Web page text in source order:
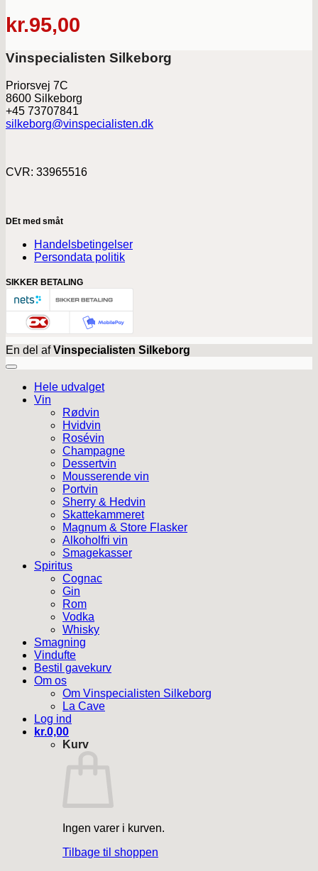
kr.95,00
Vinspecialisten Silkeborg
Priorsvej 7C
8600 Silkeborg
+45 73707841
silkeborg@vinspecialisten.dk
CVR: 33965516
DEt med småt
Handelsbetingelser
Persondata politik
SIKKER BETALING
En del afVinspecialisten Silkeborg
Hele udvalget
Vin
Rødvin
Hvidvin
Rosévin
Champagne
Dessertvin
Mousserende vin
Portvin
Sherry & Hedvin
Skattekammeret
Magnum & Store Flasker
Alkoholfri vin
Smagekasser
Spiritus
Cognac
Gin
Rom
Vodka
Whisky
Smagning
Vindufte
Bestil gavekurv
Om os
Om Vinspecialisten Silkeborg
La Cave
Log ind
kr.0,00
Kurv
Ingen varer i kurven.
Tilbage til shoppen